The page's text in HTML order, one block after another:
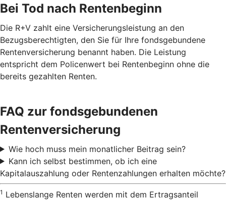
Bei Tod nach Rentenbeginn
Die R+V zahlt eine Versicherungsleistung an den
Bezugsberechtigten, den Sie für Ihre fondsgebundene
Rentenversicherung benannt haben. Die Leistung
entspricht dem Policenwert bei Rentenbeginn ohne die
bereits gezahlten Renten.
FAQ zur fondsgebundenen
Rentenversicherung
Wie hoch muss mein monatlicher Beitrag sein?
Kann ich selbst bestimmen, ob ich eine
Kapitalauszahlung oder Rentenzahlungen erhalten möchte?
1 Lebenslange Renten werden mit dem Ertragsanteil